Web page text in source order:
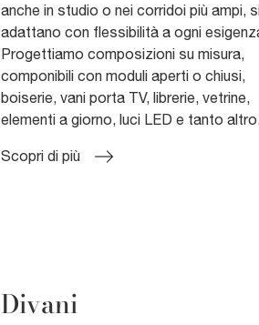
anche in studio o nei corridoi più ampi,
adattano con flessibilità a ogni
Progettiamo composizioni su misura,
componibili con moduli aperti o chiusi,
boiserie, vani porta TV, librerie, vetrine,
elementi a giorno, luci LED e tanto altro.
Scopri di più
Divani